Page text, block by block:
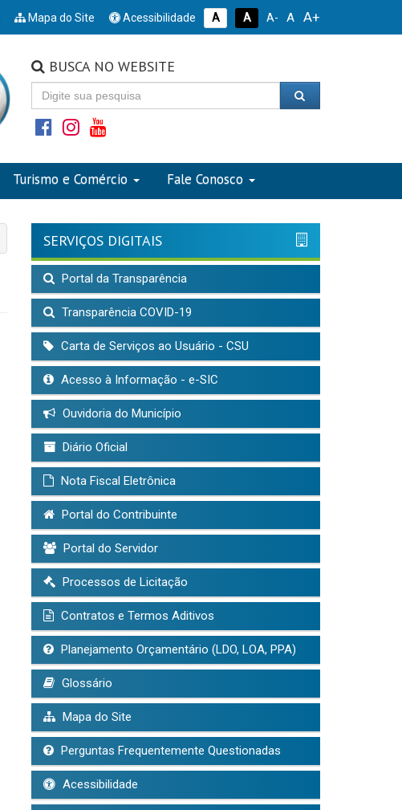
Mapa do Site Acessibilidade A A A- A A+
BUSCA NO WEBSITE
Turismo e Comércio Fale Conosco
SERVIÇOS DIGITAIS
Portal da Transparência
Transparência COVID-19
Carta de Serviços ao Usuário - CSU
Acesso à Informação - e-SIC
Ouvidoria do Município
Diário Oficial
Nota Fiscal Eletrônica
Portal do Contribuinte
Portal do Servidor
Processos de Licitação
Contratos e Termos Aditivos
Planejamento Orçamentário (LDO, LOA, PPA)
Glossário
Mapa do Site
Perguntas Frequentemente Questionadas
Acessibilidade